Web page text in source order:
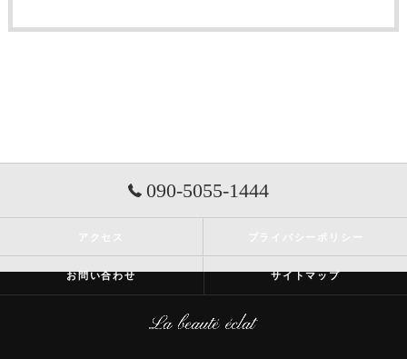
090-5055-1444
お問い合わせ サイトマップ